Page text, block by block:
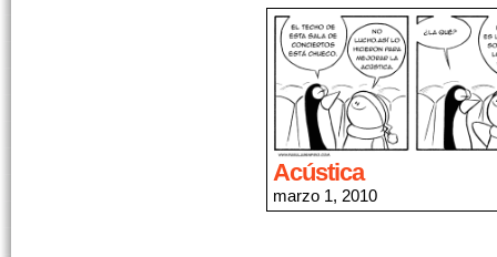
Acústica
marzo 1, 2010